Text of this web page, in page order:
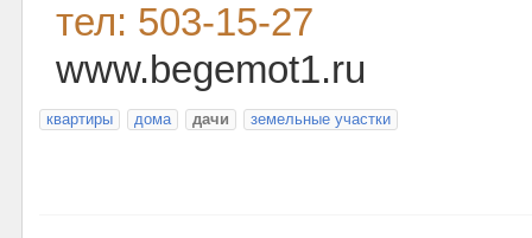
тел: 503-15-27
www.begemot1.ru
квартиры дома дачи земельные участки